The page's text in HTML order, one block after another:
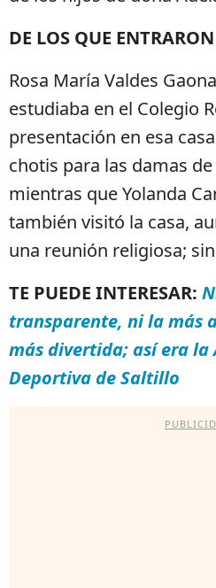
DE LOS QUE
Rosa María Valdes
estudiaba en el Colegio
presentación en esa
chotis para las damas
mientras que Yolanda
también visitó la casa,
una reunión religiosa;
TE PUEDE INTERESAR:
transparente, ni la más
más divertida; así era la
Deportiva de Saltillo